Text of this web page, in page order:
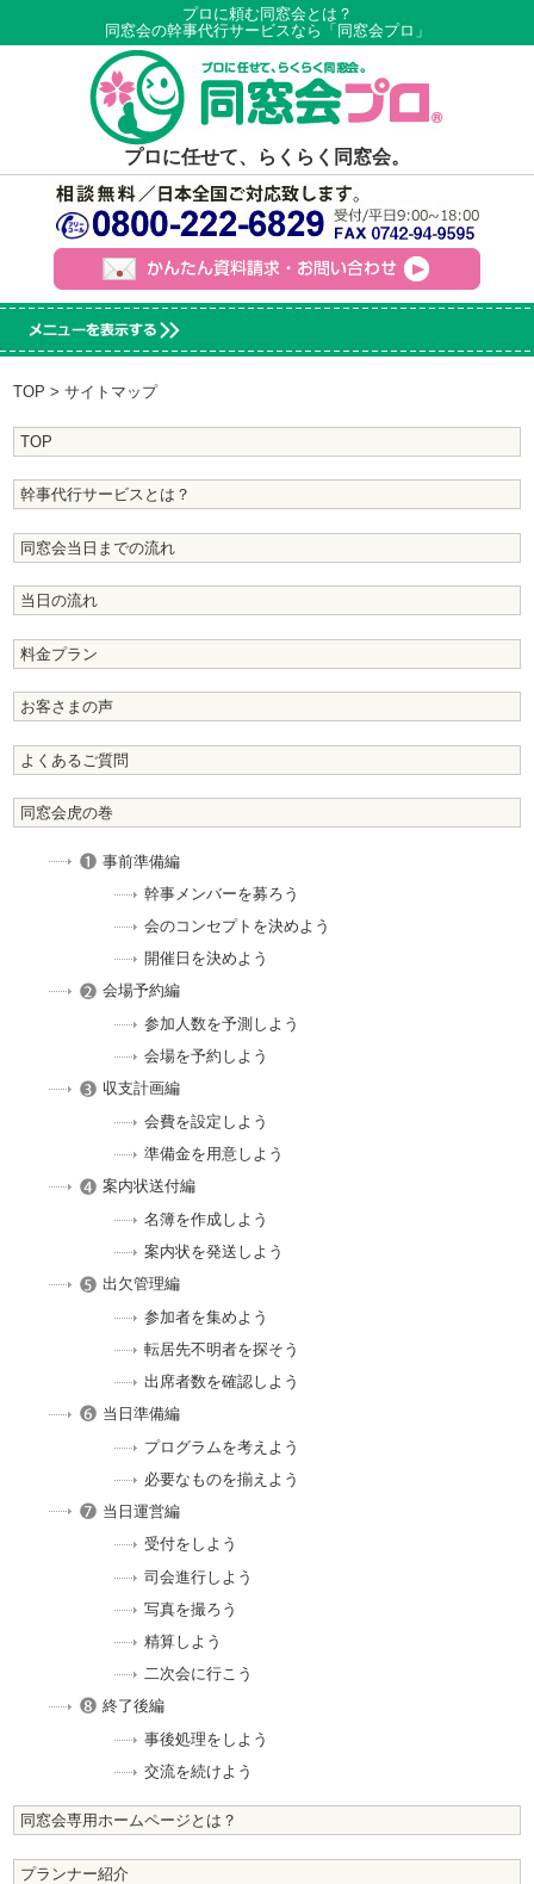
プロに頼む同窓会とは？
同窓会の幹事代行サービスなら「同窓会プロ」
プロに任せて、らくらく同窓会。
TOP > サイトマップ
TOP
幹事代行サービスとは？
同窓会当日までの流れ
当日の流れ
料金プラン
お客さまの声
よくあるご質問
同窓会虎の巻
事前準備編
幹事メンバーを募ろう
会のコンセプトを決めよう
開催日を決めよう
会場予約編
参加人数を予測しよう
会場を予約しよう
収支計画編
会費を設定しよう
準備金を用意しよう
案内状送付編
名簿を作成しよう
案内状を発送しよう
出欠管理編
参加者を集めよう
転居先不明者を探そう
出席者数を確認しよう
当日準備編
プログラムを考えよう
必要なものを揃えよう
当日運営編
受付をしよう
司会進行しよう
写真を撮ろう
精算しよう
二次会に行こう
終了後編
事後処理をしよう
交流を続けよう
同窓会専用ホームページとは？
プランナー紹介